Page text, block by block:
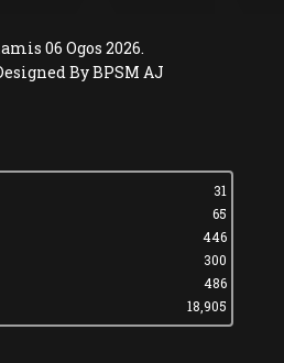
06 Ogos 2026.
By BPSM AJ
31
65
446
300
486
18,905